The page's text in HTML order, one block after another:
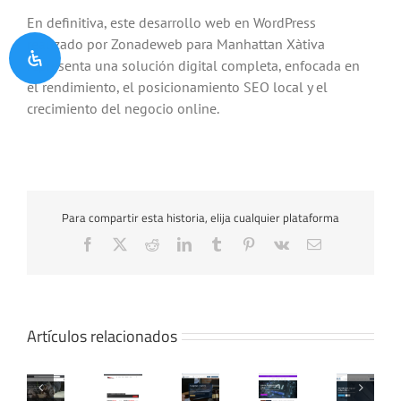
En definitiva, este desarrollo web en WordPress
realizado por Zonadeweb para Manhattan Xàtiva
representa una solución digital completa, enfocada en
el rendimiento, el posicionamiento SEO local y el
crecimiento del negocio online.
Para compartir esta historia, elija cualquier plataforma
Facebook RedditLinkedInTumblr Pinterest
Vk
Correo
Artículos relacionados